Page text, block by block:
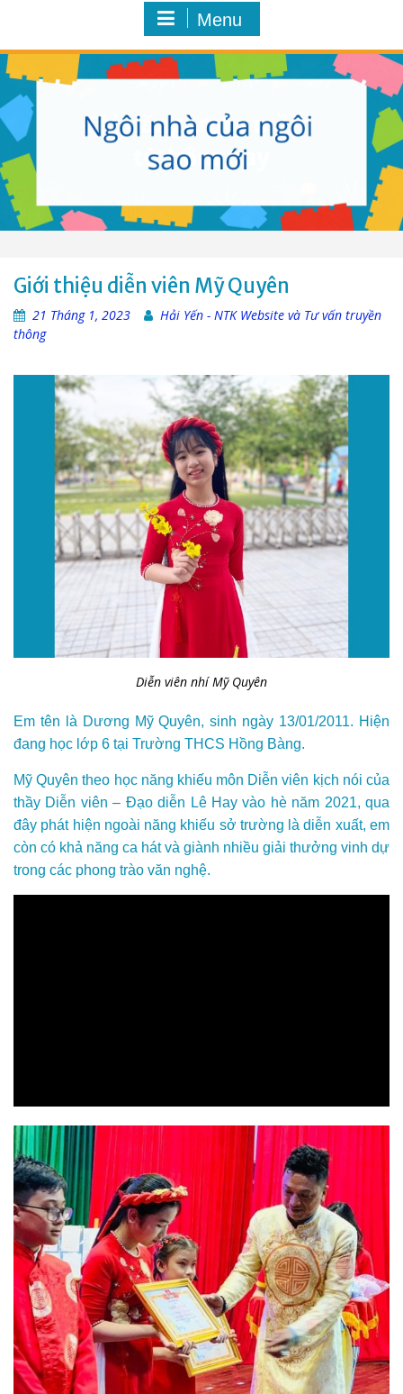
Menu
Giới thiệu diễn viên Mỹ Quyên
21 Tháng 1, 2023
Hải Yến - NTK Website và Tư vấn truyền
thông
Diễn viên nhí Mỹ Quyên
Em tên là Dương Mỹ Quyên, sinh ngày 13/01/2011. Hiện
đang học lớp 6 tại Trường THCS Hồng Bàng.
Mỹ Quyên theo học năng khiếu môn Diễn viên kịch nói của
thầy Diễn viên – Đạo diễn Lê Hay vào hè năm 2021, qua
đây phát hiện ngoài năng khiếu sở trường là diễn xuất, em
còn có khả năng ca hát và giành nhiều giải thưởng vinh dự
trong các phong trào văn nghệ.